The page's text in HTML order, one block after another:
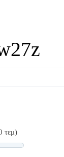
τεμ)